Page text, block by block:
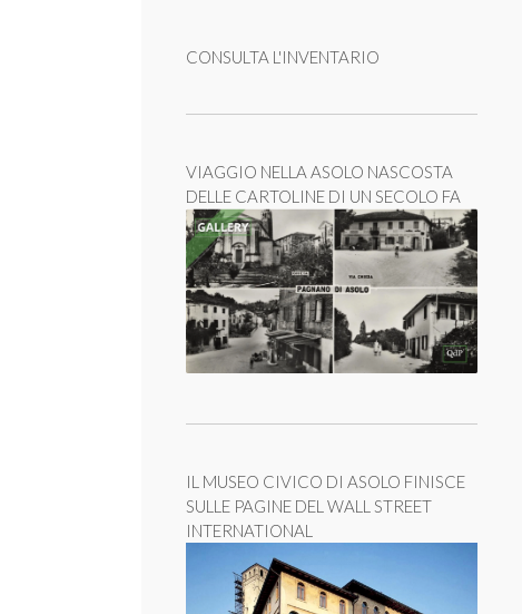
CONSULTA L'INVENTARIO
VIAGGIO NELLA ASOLO NASCOSTA
DELLE CARTOLINE DI UN SECOLO FA
IL MUSEO CIVICO DI ASOLO FINISCE
SULLE PAGINE DEL WALL STREET
INTERNATIONAL